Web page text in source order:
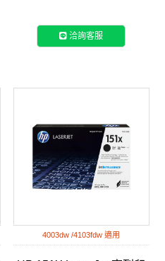
洽詢客服
4003dw /4103fdw 適用